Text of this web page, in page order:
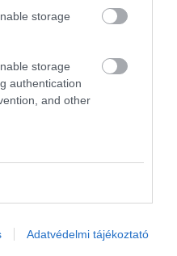
storage
storage
authentication
and other
Adatvédelmi tájékoztató
megint
modra?
belsejét
egy turnéra, és